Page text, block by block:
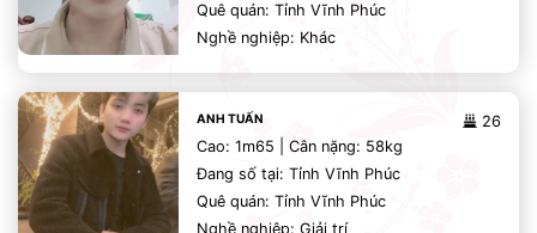
Quê quán: Tỉnh Vĩnh Phúc
Nghề nghiệp: Khác
26
ANH TUẤN
Cao: 1m65 | Cân nặng: 58kg
Đang số tại: Tỉnh Vĩnh Phúc
Quê quán: Tỉnh Vĩnh Phúc
Nghề nghiệp: Giải trí